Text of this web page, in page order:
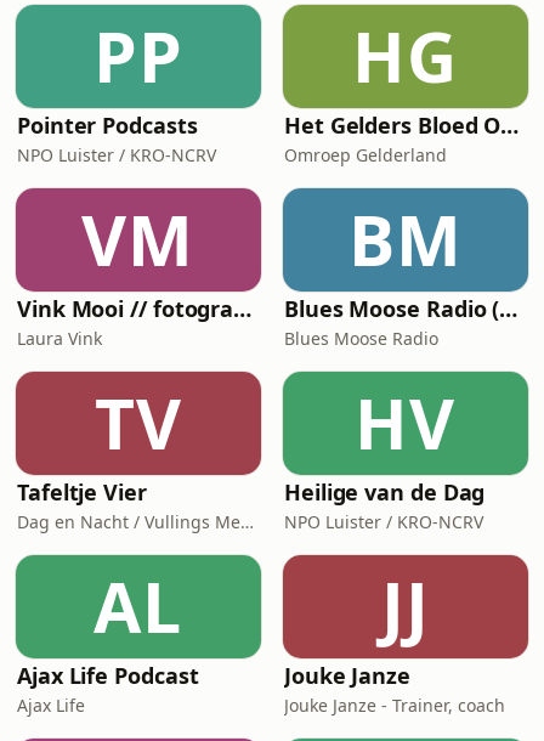
wat er op hun bord ligt?Oud-politica
Marianne Thieme werd
vegetari&euml;r in haar studententij
PP
Pointer Podcasts
NPO Luister / KRO-NCRV
HG
Het Gelders Bloed Orkest
Omroep Gelderland
VM
Vink Mooi // fotografiepodcast die verder gaat dan het kader
Laura Vink
BM
Blues Moose Radio (Blues music)
Blues Moose Radio
TV
Tafeltje Vier
Dag en Nacht / Vullings Media
HV
Heilige van de Dag
NPO Luister / KRO-NCRV
AL
Ajax Life Podcast
Ajax Life
JJ
Jouke Janze
Jouke Janze - Trainer, coach